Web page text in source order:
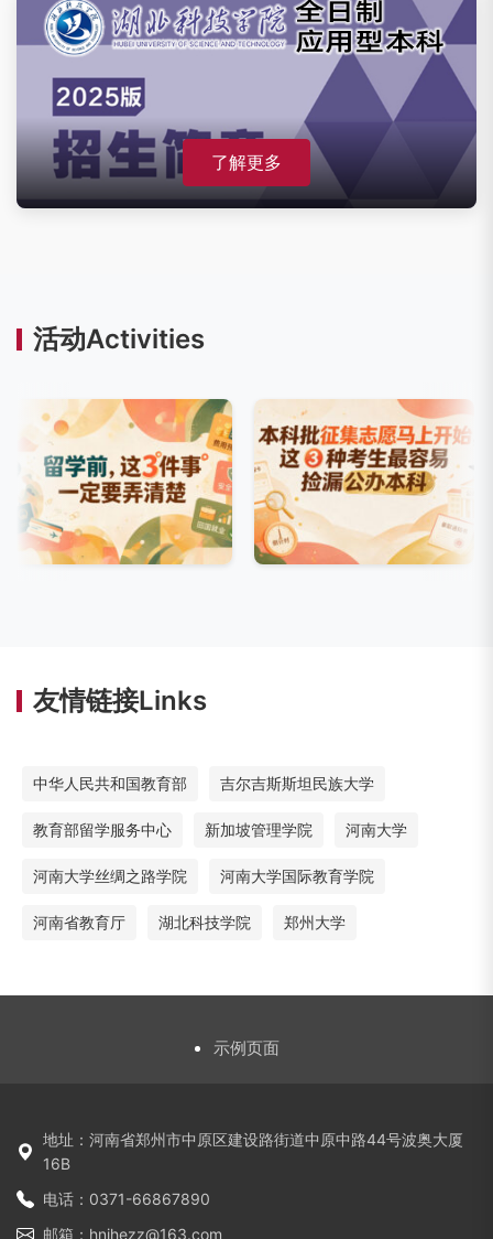
了解更多
活动Activities
友情链接Links
中华人民共和国教育部 吉尔吉斯斯坦民族大学
教育部留学服务中心 新加坡管理学院 河南大学
河南大学丝绸之路学院 河南大学国际教育学院
河南省教育厅 湖北科技学院 郑州大学
示例页面
地址：河南省郑州市中原区建设路街道中原中路44号波奥大厦
16B
电话：0371-66867890
邮箱：hnihezz@163.com